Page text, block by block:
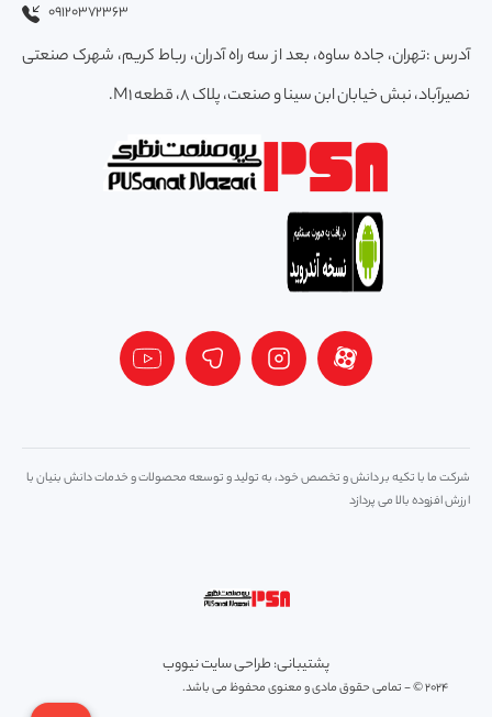
09120372363
آدرس :تهران، جاده ساوه، بعد از سه راه آدران، رباط کریم، شهرک صنعتی
نصیرآباد، نبش خیابان ابن سینا و صنعت، پلاک 8، قطعه M1.
شرکت ما با تکیه بر دانش و تخصص خود، به تولید و توسعه محصولات و خدمات دانش بنیان با
ارزش افزوده بالا می پردازد
پشتیبانی: طراحی سایت نیووب
2024 © - تمامی حقوق مادی و معنوی محفوظ می باشد.